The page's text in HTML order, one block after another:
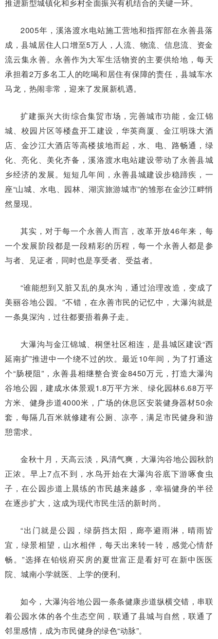
推进新型城镇化和乡村全面振兴有机结合的关键一环。
2005年，溪洛渡水电站施工营地和指挥部在永善县落
成，县城居住人口增至5万人，人流、物流、信息流、资金
流云集永善。永善作为大军生活物资的主要供给地，每天
承担着2万多名工人的吃喝和居住有保障的责任，县城车水
马龙，热闹非常，迎来了发展新机遇。
扩建振兴大街综合集贸市场，完善城市功能，金江锦
城、校园片区等楼盘开工建设，华英商厦、金江明珠大酒
店、金沙江大酒店等高楼拔地而起，水、电、路畅通，绿
化、亮化、美化齐备，溪洛渡水电站建设带动了永善县城
乡经济的发展。短短几年间，永善县城建设步稳蹄疾，一
座“山城、水电、园林、湖滨旅游城市”的雏形在金沙江畔悄
然显现。
其实，对于每一个永善人而言，改革开放46年来，每
一个发展阶段都是一段精彩的历程，每一个永善人都是参
与者、见证者，同时也是享受者、受益者。
“谁能想到又脏又乱的臭水沟，通过治理改造，变成了
美丽谷地公园。”不错，在永善市民的记忆中，大瀑沟就是
一条臭深沟，过往都要捂着鼻子走。
大瀑沟与金江锦城、桐堡社区相连，是县城区建设“西
延南扩”推进中一个绕不过的坎。最近10年间，为了打通这
个“肠梗阻”，永善县相继整合资金8450万元，打造大瀑沟
谷地公园，建成水体景观1.8万平方米、绿化园林6.68万平
方米、健身步道4000米，广场的休息区安装健身器材50余
套，每隔几百米就修建有公厕、凉亭，满足市民健身和游
憩需求。
金秋十月，天高云淡，风清气爽，大瀑沟谷地公园秋韵
正浓。早上7点不到，水鸟开始在大瀑沟谷底下游啄食虫
子，在公园步道上晨练的市民越来越多，幸福健身的半径
在逐步扩大，这成为现代市民生活的新时尚。
“出门就是公园，绿荫挡太阳，廊亭避雨淋，晴雨皆
宜，绿景相望，山水相伴，每天出来转一转，感觉心情舒
畅。”选择在铂锐府买房的夏世富正是看好可在新中医医
院、城南小学就医、上学的便利。
如今，大瀑沟谷地公园一条条健康步道纵横交错，串联
着公园水体的各个生态空间，联通了县城与自然，联通了
邻里感情，成为市民健身的绿色“动脉”。